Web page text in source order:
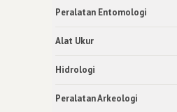
Peralatan Entomologi
Alat Ukur
Hidrologi
Peralatan Arkeologi